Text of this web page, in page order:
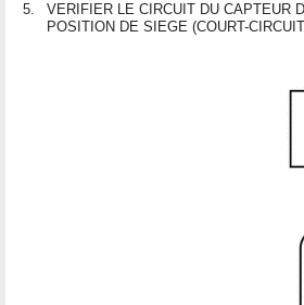
5.
VERIFIER LE CIRCUIT DU CAPTEUR
POSITION DE SIEGE (COURT-